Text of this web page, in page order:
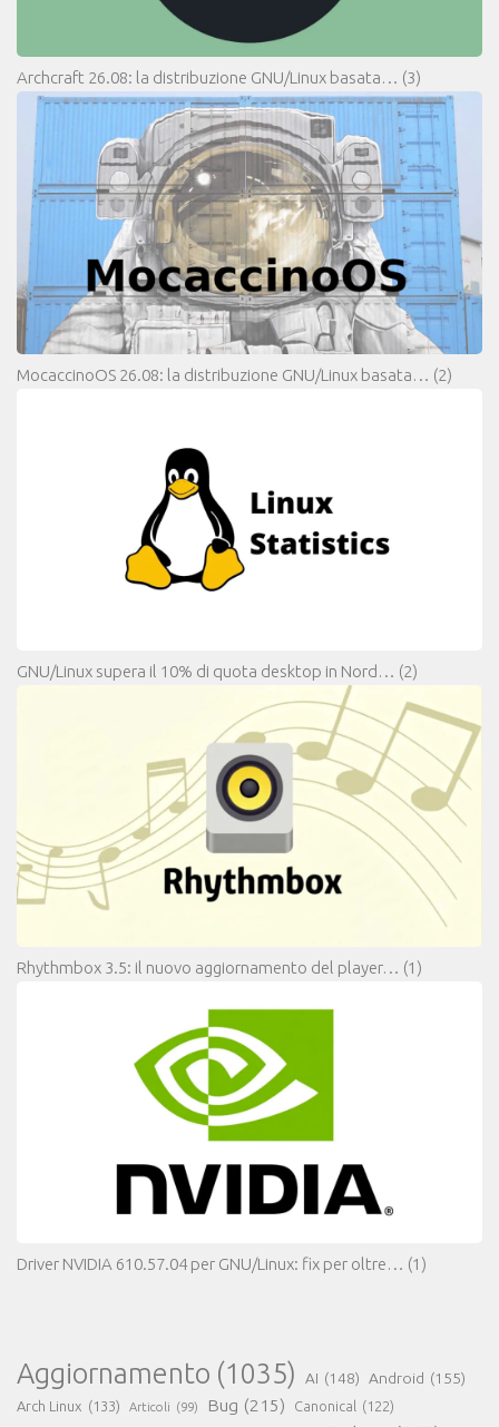
Archcraft 26.08: la distribuzione GNU/Linux basata… (3)
MocaccinoOS 26.08: la distribuzione GNU/Linux basata… (2)
GNU/Linux supera il 10% di quota desktop in Nord… (2)
Rhythmbox 3.5: il nuovo aggiornamento del player… (1)
Driver NVIDIA 610.57.04 per GNU/Linux: fix per oltre… (1)
Aggiornamento (1035) AI (148) Android (155)
Arch Linux (133) Articoli (99) Bug (215) Canonical (122)